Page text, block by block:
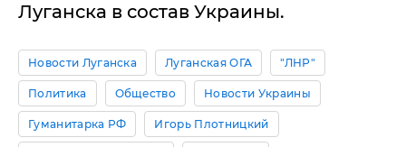
Луганска в состав Украины.
Новости Луганска Луганская ОГА "ЛНР"
Политика Общество Новости Украины
Гуманитарка РФ Игорь Плотницкий